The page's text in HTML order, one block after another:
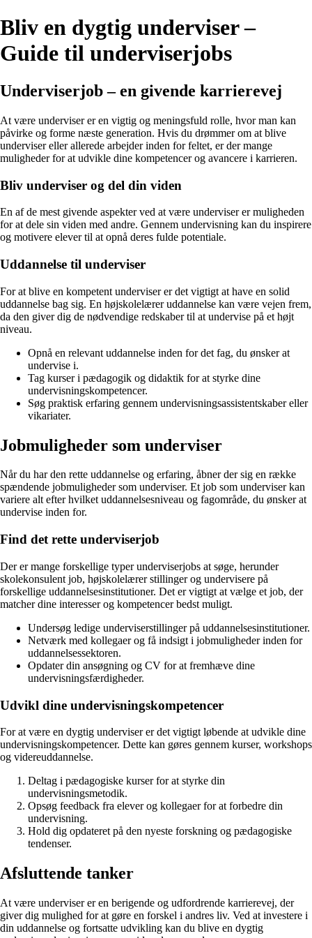
Bliv en dygtig underviser –
Guide til underviserjobs
Underviserjob – en givende karrierevej
At være underviser er en vigtig og meningsfuld rolle, hvor man kan
påvirke og forme næste generation. Hvis du drømmer om at blive
underviser eller allerede arbejder inden for feltet, er der mange
muligheder for at udvikle dine kompetencer og avancere i karrieren.
Bliv underviser og del din viden
En af de mest givende aspekter ved at være underviser er muligheden
for at dele sin viden med andre. Gennem undervisning kan du inspirere
og motivere elever til at opnå deres fulde potentiale.
Uddannelse til underviser
For at blive en kompetent underviser er det vigtigt at have en solid
uddannelse bag sig. En højskolelærer uddannelse kan være vejen frem,
da den giver dig de nødvendige redskaber til at undervise på et højt
niveau.
Opnå en relevant uddannelse inden for det fag, du ønsker at
undervise i.
Tag kurser i pædagogik og didaktik for at styrke dine
undervisningskompetencer.
Søg praktisk erfaring gennem undervisningsassistentskaber eller
vikariater.
Jobmuligheder som underviser
Når du har den rette uddannelse og erfaring, åbner der sig en række
spændende jobmuligheder som underviser. Et job som underviser kan
variere alt efter hvilket uddannelsesniveau og fagområde, du ønsker at
undervise inden for.
Find det rette underviserjob
Der er mange forskellige typer underviserjobs at søge, herunder
skolekonsulent job, højskolelærer stillinger og undervisere på
forskellige uddannelsesinstitutioner. Det er vigtigt at vælge et job, der
matcher dine interesser og kompetencer bedst muligt.
Undersøg ledige underviserstillinger på uddannelsesinstitutioner.
Netværk med kollegaer og få indsigt i jobmuligheder inden for
uddannelsessektoren.
Opdater din ansøgning og CV for at fremhæve dine
undervisningsfærdigheder.
Udvikl dine undervisningskompetencer
For at være en dygtig underviser er det vigtigt løbende at udvikle dine
undervisningskompetencer. Dette kan gøres gennem kurser, workshops
og videreuddannelse.
Deltag i pædagogiske kurser for at styrke din
undervisningsmetodik.
Opsøg feedback fra elever og kollegaer for at forbedre din
undervisning.
Hold dig opdateret på den nyeste forskning og pædagogiske
tendenser.
Afsluttende tanker
At være underviser er en berigende og udfordrende karrierevej, der
giver dig mulighed for at gøre en forskel i andres liv. Ved at investere i
din uddannelse og fortsatte udvikling kan du blive en dygtig